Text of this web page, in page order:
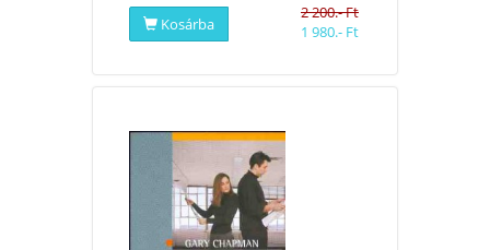
Kosárba
2 200.- Ft
1 980.- Ft